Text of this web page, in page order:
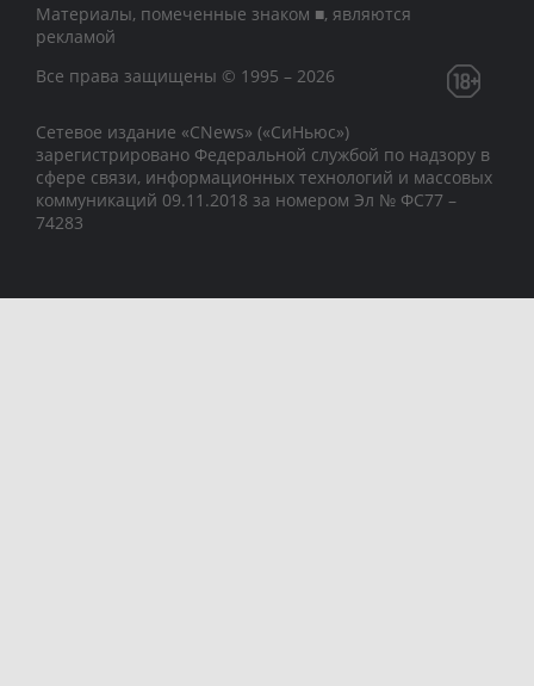
Материалы, помеченные знаком ■, являются
рекламой
Все права защищены © 1995 – 2026
Сетевое издание «CNews» («СиНьюс»)
зарегистрировано Федеральной службой по надзору в
сфере связи, информационных технологий и массовых
коммуникаций 09.11.2018 за номером Эл № ФС77 –
74283